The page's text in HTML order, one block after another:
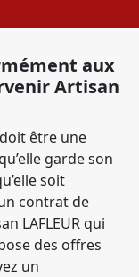
aux
Artisan
être une
garde son
soit
contrat de
LAFLEUR qui
des offres
un